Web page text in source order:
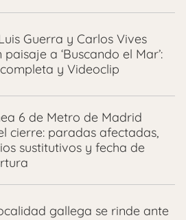
Guerra y Carlos Vives
paisaje a ‘Buscando el Mar’:
y Videoclip
6 de Metro de Madrid
cierre: paradas afectadas,
sustitutivos y fecha de
gallega se rinde ante